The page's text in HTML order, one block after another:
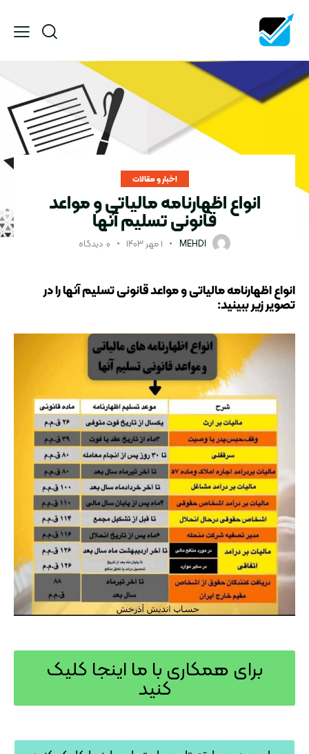
اخبار و مقالات
انواع اظهارنامه مالیاتی و مواعد
قانونی تسلیم آنها
MEHDI ۱ مهر ۱۴۰۳ ۰ دیدگاه
انواع اظهارنامه مالیاتی و مواعد قانونی تسلیم آنها را در
تصویر زیر ببینید:
برای همکاری با ما اینجا کلیک
کنید